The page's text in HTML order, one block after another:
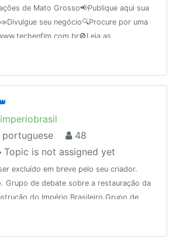
de Mato Grosso📢Publique aqui sua
seu negócio🔍Procure por uma
as
portuguese
48
Topic is not assigned yet
excluído em breve pelo seu criador.
Grupo de debate sobre a restauração da
do Império Brasileiro.Grupo de
república acaba aqui.